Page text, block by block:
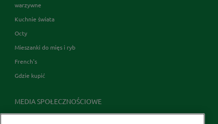
warzywne
Kuchnie świata
Octy
Mieszanki do mięs i ryb
French's
Gdzie kupić
MEDIA SPOŁECZNOŚCIOWE